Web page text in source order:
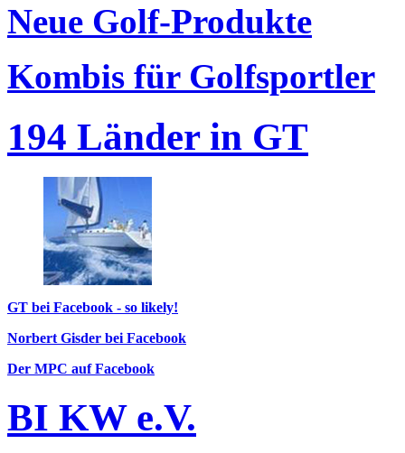
Neue Golf-Produkte
Kombis für Golfsportler
194 Länder in GT
GT bei Facebook - so likely!
Norbert Gisder bei Facebook
Der MPC auf Facebook
BI KW e.V.